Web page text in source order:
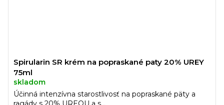
Spirularin SR krém na popraskané paty 20% UREY
75ml
skladom
Účinná intenzívna starostlivosť na popraskané päty a